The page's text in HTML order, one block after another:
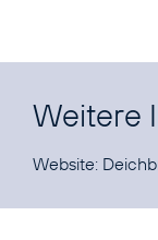
Weitere
Website: